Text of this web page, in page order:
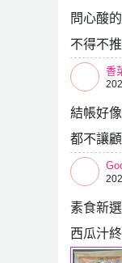
問心酸
不得不
香
結帳好
都不讓
素食新選
西瓜汁